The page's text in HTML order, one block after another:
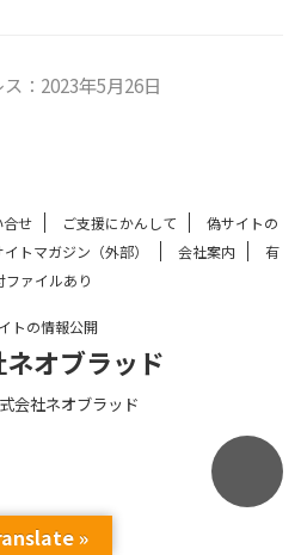
：2023年5月26日
合せ ご支援にかんして
偽サイトの
トマガジン（外部） 会社案内
有
ファイルあり
トの情報公開
オブラッド
会社ネオブラッド
»